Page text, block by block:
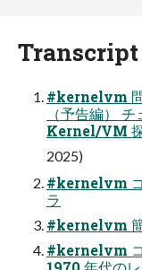
Transcript
#kernelvm 問
（予告編）
Kernel/VM
2025)
#kernelvm ゴ
ラ
#kernelvm 簡
#kernelvm コ